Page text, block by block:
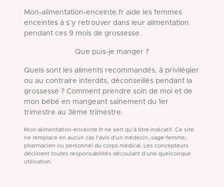
Mon-alimentation-enceinte.fr aide les femmes
enceintes à s’y retrouver dans leur alimentation
pendant ces 9 mois de grossesse.
Que puis-je manger ?
Quels sont les aliments recommandés, à privilégier
ou au contraire interdits, déconseillés pendant la
grossesse ? Comment prendre soin de moi et de
mon bébé en mangeant sainement du 1er
trimestre au 3ème trimestre.
Mon-alimentation-enceinte.fr ne sert qu'à titre indicatif. Ce site
ne remplace en aucun cas l'avis d'un médecin, sage-femme,
pharmacien ou personnel du corps médical. Les concepteurs
déclinent toutes responsabilités découlant d'une quelconque
utilisation.